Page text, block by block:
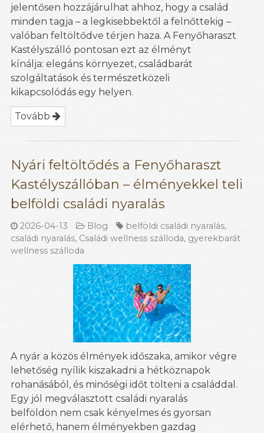
jelentősen hozzájárulhat ahhoz, hogy a család
minden tagja – a legkisebbektől a felnőttekig –
valóban feltöltődve térjen haza. A Fenyőharaszt
Kastélyszálló pontosan ezt az élményt
kínálja: elegáns környezet, családbarát
szolgáltatások és természetközeli
kikapcsolódás egy helyen.
Tovább
Nyári feltöltődés a Fenyőharaszt
Kastélyszállóban – élményekkel teli
belföldi családi nyaralás
2026-04-13 Blog belföldi családi nyaralás,
családi nyaralás, Családi wellness szálloda, gyerekbarát
wellness szálloda
A nyár a közös élmények időszaka, amikor végre
lehetőség nyílik kiszakadni a hétköznapok
rohanásából, és minőségi időt tölteni a családdal.
Egy jól megválasztott családi nyaralás
belföldön nem csak kényelmes és gyorsan
elérhető, hanem élményekben gazdag